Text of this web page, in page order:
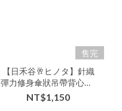
售完
【日禾谷🥂ヒノタ】針織
彈力修身傘狀吊帶背心裙-
xxx-311401▶
NT$1,150